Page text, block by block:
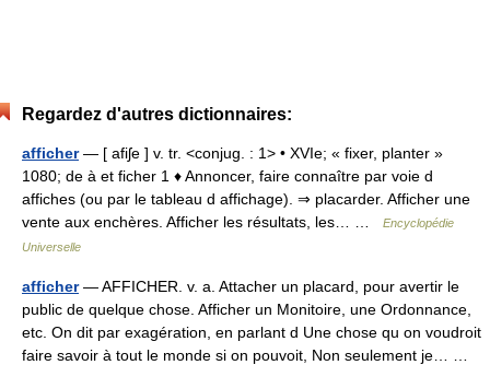
Regardez d'autres dictionnaires:
afficher— [ afiʃe ] v. tr. <conjug. : 1> • XVIe; « fixer, planter »
1080; de à et ficher 1 ♦ Annoncer, faire connaître par voie d
affiches (ou par le tableau d affichage). ⇒ placarder. Afficher une
vente aux enchères. Afficher les résultats, les… …
Encyclopédie
Universelle
afficher— AFFICHER. v. a. Attacher un placard, pour avertir le
public de quelque chose. Afficher un Monitoire, une Ordonnance,
etc. On dit par exagération, en parlant d Une chose qu on voudroit
faire savoir à tout le monde si on pouvoit, Non seulement je… …